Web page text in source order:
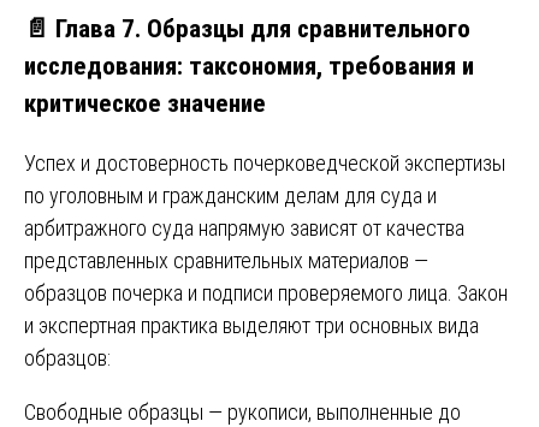
📄 Глава 7. Образцы для сравнительного
исследования: таксономия, требования и
критическое значение
Успех и достоверность почерковедческой экспертизы
по уголовным и гражданским делам для суда и
арбитражного суда напрямую зависят от качества
представленных сравнительных материалов —
образцов почерка и подписи проверяемого лица. Закон
и экспертная практика выделяют три основных вида
образцов:
Свободные образцы — рукописи, выполненные до